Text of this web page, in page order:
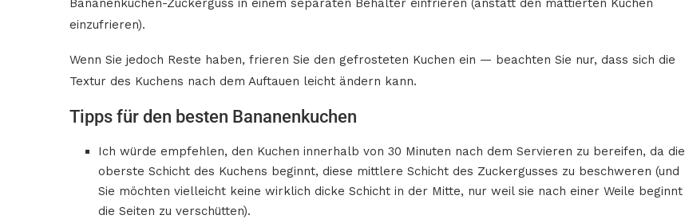
Bananenkuchen-Zuckerguss in einem separaten Behälter einfrieren (anstatt den mattierten Kuchen
einzufrieren).
Wenn Sie jedoch Reste haben, frieren Sie den gefrosteten Kuchen ein — beachten Sie nur, dass sich die
Textur des Kuchens nach dem Auftauen leicht ändern kann.
Tipps für den besten Bananenkuchen
Ich würde empfehlen, den Kuchen innerhalb von 30 Minuten nach dem Servieren zu bereifen, da die
oberste Schicht des Kuchens beginnt, diese mittlere Schicht des Zuckergusses zu beschweren (und
Sie möchten vielleicht keine wirklich dicke Schicht in der Mitte, nur weil sie nach einer Weile beginnt
die Seiten zu verschütten).